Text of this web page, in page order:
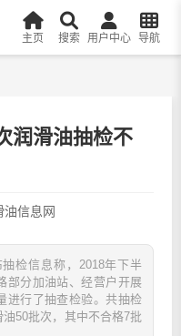
主页 搜索 用户中心 导航
润滑油抽检不
油信息网
检信息称，2018年下半
部分加油站、经营户开展
进行了抽查检验。共抽检
50批次，其中不合格7批